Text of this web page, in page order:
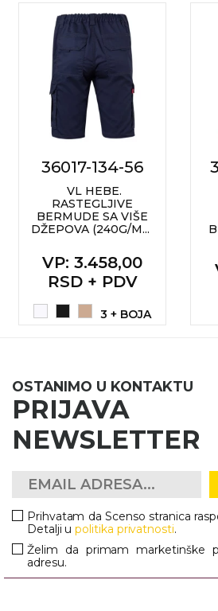
36017-134-56
VL HEBE.
RASTEGLJIVE
BERMUDE SA VIŠE
DŽEPOVA (240G/M...
VP: 3.458,00
RSD + PDV
3 + BOJA
OSTANIMO U KONTAKTU
NEWSLETTER
Prihvatam da Scenso stranica
Detalji upolitika privatnosti.
Želim da primam marketinške
adresu.